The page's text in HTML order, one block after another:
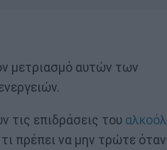
μετριασμό αυτών των
τις επιδράσεις του αλκοόλ
πρέπει να μην τρώτε όταν